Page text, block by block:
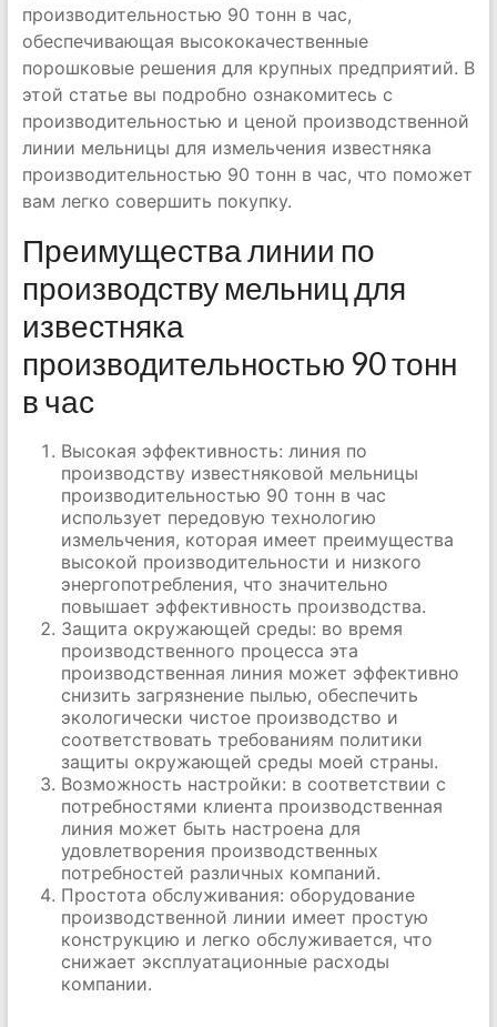
производительностью 90 тонн в час,
обеспечивающая высококачественные
порошковые решения для крупных предприятий. В
этой статье вы подробно ознакомитесь с
производительностью и ценой производственной
линии мельницы для измельчения известняка
производительностью 90 тонн в час, что поможет
вам легко совершить покупку.
Преимущества линии по
производству мельниц для
известняка
производительностью 90 тонн
в час
Высокая эффективность: линия по
производству известняковой мельницы
производительностью 90 тонн в час
использует передовую технологию
измельчения, которая имеет преимущества
высокой производительности и низкого
энергопотребления, что значительно
повышает эффективность производства.
Защита окружающей среды: во время
производственного процесса эта
производственная линия может эффективно
снизить загрязнение пылью, обеспечить
экологически чистое производство и
соответствовать требованиям политики
защиты окружающей среды моей страны.
Возможность настройки: в соответствии с
потребностями клиента производственная
линия может быть настроена для
удовлетворения производственных
потребностей различных компаний.
Простота обслуживания: оборудование
производственной линии имеет простую
конструкцию и легко обслуживается, что
снижает эксплуатационные расходы
компании.